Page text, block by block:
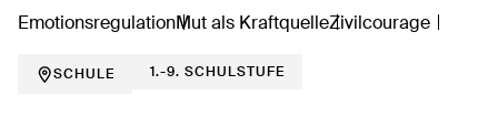
EmotionsregulationMut als KraftquelleZivilcourage
SCHULE 1.-9. SCHULSTUFE